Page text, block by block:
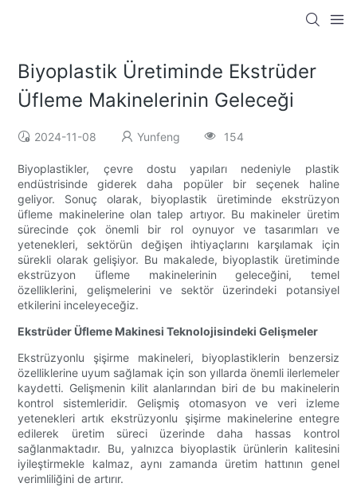
Biyoplastik Üretiminde Ekstrüder
Üfleme Makinelerinin Geleceği
2024-11-08 Yunfeng 154
Biyoplastikler, çevre dostu yapıları nedeniyle plastik
endüstrisinde giderek daha popüler bir seçenek haline
geliyor. Sonuç olarak, biyoplastik üretiminde ekstrüzyon
üfleme makinelerine olan talep artıyor. Bu makineler üretim
sürecinde çok önemli bir rol oynuyor ve tasarımları ve
yetenekleri, sektörün değişen ihtiyaçlarını karşılamak için
sürekli olarak gelişiyor. Bu makalede, biyoplastik üretiminde
ekstrüzyon üfleme makinelerinin geleceğini, temel
özelliklerini, gelişmelerini ve sektör üzerindeki potansiyel
etkilerini inceleyeceğiz.
Ekstrüder Üfleme Makinesi Teknolojisindeki Gelişmeler
Ekstrüzyonlu şişirme makineleri, biyoplastiklerin benzersiz
özelliklerine uyum sağlamak için son yıllarda önemli ilerlemeler
kaydetti. Gelişmenin kilit alanlarından biri de bu makinelerin
kontrol sistemleridir. Gelişmiş otomasyon ve veri izleme
yetenekleri artık ekstrüzyonlu şişirme makinelerine entegre
edilerek üretim süreci üzerinde daha hassas kontrol
sağlanmaktadır. Bu, yalnızca biyoplastik ürünlerin kalitesini
iyileştirmekle kalmaz, aynı zamanda üretim hattının genel
verimliliğini de artırır.